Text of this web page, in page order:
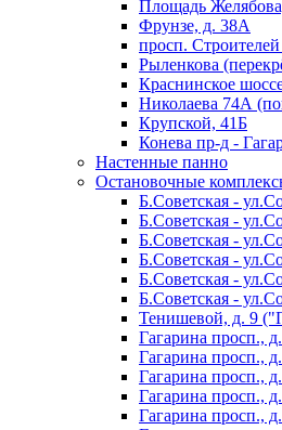
Площадь
Фрунзе, д. 38А
просп.
Рыленкова
Краснинское
Николаева 74А
Крупской, 41Б
Конева пр-д -
Настенные панно
Остановочные
Б.Советская -
Б.Советская -
Б.Советская -
Б.Советская -
Б.Советская -
Б.Советская -
Тенишевой, д. 9
Гагарина просп.,
Гагарина просп.,
Гагарина просп.,
Гагарина просп.,
Гагарина просп.,